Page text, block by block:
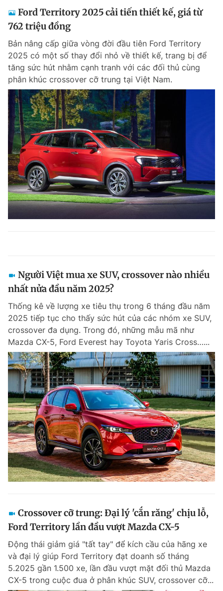
Ford Territory 2025 cải tiến thiết kế, giá từ
762 triệu đồng
Bản nâng cấp giữa vòng đời đầu tiên Ford Territory
2025 có một số thay đổi nhỏ về thiết kế, trang bị để
tăng sức hút nhằm cạnh tranh với các đối thủ cùng
phân khúc crossover cỡ trung tại Việt Nam.
Người Việt mua xe SUV, crossover nào nhiều
nhất nửa đầu năm 2025?
Thống kê về lượng xe tiêu thụ trong 6 tháng đầu năm
2025 tiếp tục cho thấy sức hút của các nhóm xe SUV,
crossover đa dụng. Trong đó, những mẫu mã như
Mazda CX-5, Ford Everest hay Toyota Yaris Cross…...
Crossover cỡ trung: Đại lý 'cắn răng' chịu lỗ,
Ford Territory lần đầu vượt Mazda CX-5
Động thái giảm giá "tất tay" để kích cầu của hãng xe
và đại lý giúp Ford Territory đạt doanh số tháng
5.2025 gần 1.500 xe, lần đầu vượt mặt đối thủ Mazda
CX-5 trong cuộc đua ở phân khúc SUV, crossover cỡ...